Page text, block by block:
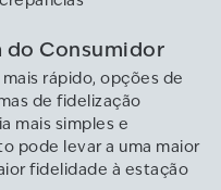
do Consumidor
rápido, opções de
de fidelização
mais simples e
pode levar a uma maior
fidelidade à estação